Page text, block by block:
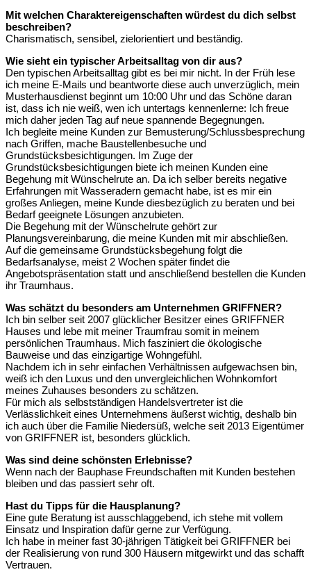
Mit welchen Charaktereigenschaften würdest du dich selbst
beschreiben?
Charismatisch, sensibel, zielorientiert und beständig.
Wie sieht ein typischer Arbeitsalltag von dir aus?
Den typischen Arbeitsalltag gibt es bei mir nicht. In der Früh lese
ich meine E-Mails und beantworte diese auch unverzüglich, mein
Musterhausdienst beginnt um 10:00 Uhr und das Schöne daran
ist, dass ich nie weiß, wen ich untertags kennenlerne: Ich freue
mich daher jeden Tag auf neue spannende Begegnungen.
Ich begleite meine Kunden zur Bemusterung/Schlussbesprechung
nach Griffen, mache Baustellenbesuche und
Grundstücksbesichtigungen. Im Zuge der
Grundstücksbesichtigungen biete ich meinen Kunden eine
Begehung mit Wünschelrute an. Da ich selber bereits negative
Erfahrungen mit Wasseradern gemacht habe, ist es mir ein
großes Anliegen, meine Kunde diesbezüglich zu beraten und bei
Bedarf geeignete Lösungen anzubieten.
Die Begehung mit der Wünschelrute gehört zur
Planungsvereinbarung, die meine Kunden mit mir abschließen.
Auf die gemeinsame Grundstücksbegehung folgt die
Bedarfsanalyse, meist 2 Wochen später findet die
Angebotspräsentation statt und anschließend bestellen die Kunden
ihr Traumhaus.
Was schätzt du besonders am Unternehmen GRIFFNER?
Ich bin selber seit 2007 glücklicher Besitzer eines GRIFFNER
Hauses und lebe mit meiner Traumfrau somit in meinem
persönlichen Traumhaus. Mich fasziniert die ökologische
Bauweise und das einzigartige Wohngefühl.
Nachdem ich in sehr einfachen Verhältnissen aufgewachsen bin,
weiß ich den Luxus und den unvergleichlichen Wohnkomfort
meines Zuhauses besonders zu schätzen.
Für mich als selbstständigen Handelsvertreter ist die
Verlässlichkeit eines Unternehmens äußerst wichtig, deshalb bin
ich auch über die Familie Niedersüß, welche seit 2013 Eigentümer
von GRIFFNER ist, besonders glücklich.
Was sind deine schönsten Erlebnisse?
Wenn nach der Bauphase Freundschaften mit Kunden bestehen
bleiben und das passiert sehr oft.
Hast du Tipps für die Hausplanung?
Eine gute Beratung ist ausschlaggebend, ich stehe mit vollem
Einsatz und Inspiration dafür gerne zur Verfügung.
Ich habe in meiner fast 30-jährigen Tätigkeit bei GRIFFNER bei
der Realisierung von rund 300 Häusern mitgewirkt und das schafft
Vertrauen.